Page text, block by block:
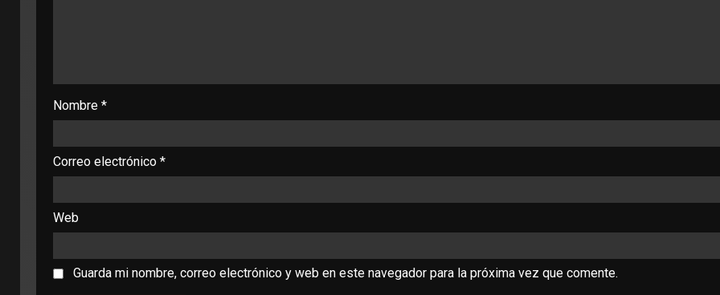
Nombre *
Correo electrónico *
Web
Guarda mi nombre, correo electrónico y web en este navegador para la próxima vez que comente.